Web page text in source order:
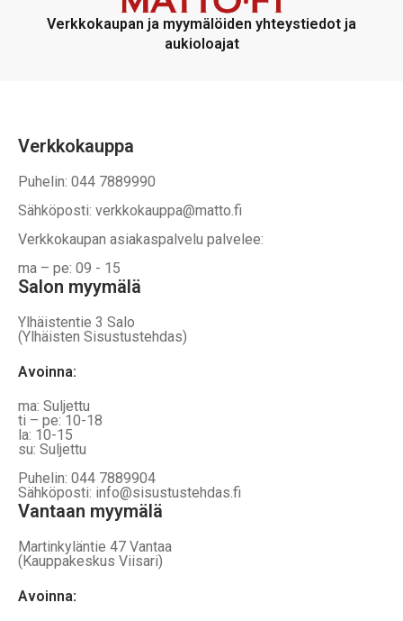
Verkkokaupan ja myymälöiden yhteystiedot ja
aukioloajat
Verkkokauppa
Puhelin: 044 7889990
Sähköposti: verkkokauppa@matto.fi
Verkkokaupan asiakaspalvelu palvelee:
ma – pe: 09 - 15
Salon myymälä
Ylhäistentie 3 Salo
(Ylhäisten Sisustustehdas)
Avoinna:
ma: Suljettu
ti – pe: 10-18
la: 10-15
su: Suljettu
Puhelin: 044 7889904
Sähköposti: info@sisustustehdas.fi
Vantaan myymälä
Martinkyläntie 47 Vantaa
(Kauppakeskus Viisari)
Avoinna: